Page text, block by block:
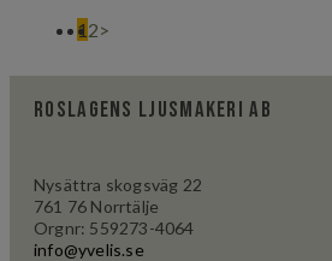
1 2>
Roslagens ljusmakeri AB
Nysättra skogsväg 22
761 76 Norrtälje
Orgnr: 559273-4064
info@yvelis.se